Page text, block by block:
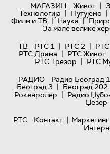
МАГАЗИН
Живот |
Технологијa | Путујемо |
Филм и ТВ | Наука |
За мале велике
ТВ
РТС 1 | РТС 2 |
РТС Драма | РТС Живот
РТС Трезор | РТС
РАДИО
Радио Београд 1
Београд 3 | Београд 202
Рокенролер | Радио
Џезер
РТС
Контакт | Маркетинг